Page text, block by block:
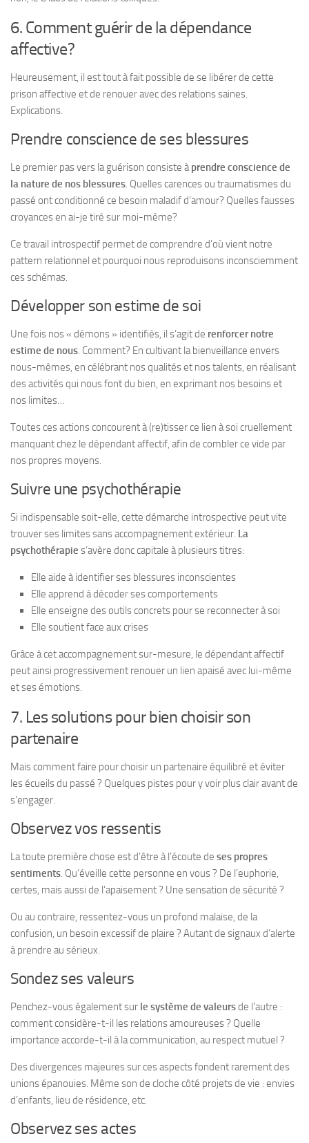
6. Comment guérir de la dépendance
affective?
Heureusement, il est tout à fait possible de se libérer de cette
prison affective et de renouer avec des relations saines.
Explications.
Prendre conscience de ses blessures
Le premier pas vers la guérison consiste àprendre conscience de
la nature de nos blessures. Quelles carences ou traumatismes du
passé ont conditionné ce besoin maladif d’amour? Quelles fausses
croyances en ai-je tiré sur moi-même?
Ce travail introspectif permet de comprendre d’où vient notre
pattern relationnel et pourquoi nous reproduisons inconsciemment
ces schémas.
Développer son estime de soi
Une fois nos « démons » identifiés, il s’agit de renforcer notre
estime de nous. Comment? En cultivant la bienveillance envers
nous-mêmes, en célébrant nos qualités et nos talents, en réalisant
des activités qui nous font du bien, en exprimant nos besoins et
nos limites…
Toutes ces actions concourent à (re)tisser ce lien à soi cruellement
manquant chez le dépendant affectif, afin de combler ce vide par
nos propres moyens.
Suivre une psychothérapie
Si indispensable soit-elle, cette démarche introspective peut vite
trouver ses limites sans accompagnement extérieur. La
psychothérapie s’avère donc capitale à plusieurs titres:
Elle aide à identifier ses blessures inconscientes
Elle apprend à décoder ses comportements
Elle enseigne des outils concrets pour se reconnecter à soi
Elle soutient face aux crises
Grâce à cet accompagnement sur-mesure, le dépendant affectif
peut ainsi progressivement renouer un lien apaisé avec lui-même
et ses émotions.
7. Les solutions pour bien choisir son
partenaire
Mais comment faire pour choisir un partenaire équilibré et éviter
les écueils du passé ? Quelques pistes pour y voir plus clair avant de
s’engager.
Observez vos ressentis
La toute première chose est d’être à l’écoute de ses propres
sentiments. Qu’éveille cette personne en vous ? De l’euphorie,
certes, mais aussi de l’apaisement ? Une sensation de sécurité ?
Ou au contraire, ressentez-vous un profond malaise, de la
confusion, un besoin excessif de plaire ? Autant de signaux d’alerte
à prendre au sérieux.
Sondez ses valeurs
Penchez-vous également sur le système de valeursde l’autre :
comment considère-t-il les relations amoureuses ? Quelle
importance accorde-t-il à la communication, au respect mutuel ?
Des divergences majeures sur ces aspects fondent rarement des
unions épanouies. Même son de cloche côté projets de vie : envies
d’enfants, lieu de résidence, etc.
Observez ses actes